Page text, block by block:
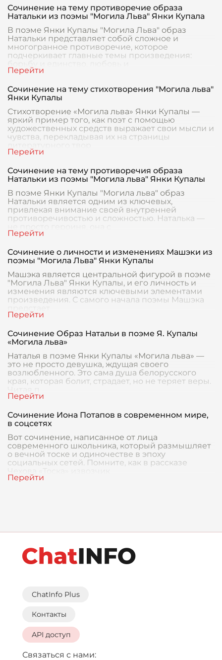
Сочинение на тему противоречие образа
Натальки из поэмы "Могила Льва" Янки Купала
В поэме Янки Купалы "Могила Льва" образ
Натальки представляет собой сложное и
многогранное противоречие, которое
подчеркивает главные темы произведения:
борьбу и единство, любовь и
Сочинение на тему стихотворения "Могила льва"
Янки Купалы
Стихотворение «Могила льва» Янки Купалы —
яркий пример того, как поэт с помощью
художественных средств выражает свои мысли и
чувства, перекладывая их на страницы
Сочинение на тему противоречия образа
Натальки из поэмы "Могила льва" Янки Купалы
В поэме Янки Купалы "Могила льва" образ
Натальки является одним из ключевых,
привлекая внимание своей внутренней
противоречивостью и сложностью. Наталька —
Сочинение о личности и изменениях Машэки из
поэмы "Могила Льва" Янки Купалы
Машэка является центральной фигурой в поэме
"Могила Льва" Янки Купалы, и его личность и
изменения являются ключевыми элементами
произведения. С самого начала поэмы Машэка
Сочинение Образ Натальи в поэме Я. Купалы
«Могила льва»
Наталья в поэме Янки Купалы «Могила льва» —
это не просто девушка, ждущая своего
возлюбленного. Это сама душа белорусского
края, которая болит, страдает, но не теряет веры.
Читая п
Сочинение Иона Потапов в современном мире,
в соцсетях
Вот сочинение, написанное от лица
современного школьника, который размышляет
о вечной тоске и одиночестве в эпоху
социальных сетей. Помните, как в рассказе
Чехова «Тоска» извозчик
ChatInfo Plus
Контакты
API доступ
Связаться с нами: